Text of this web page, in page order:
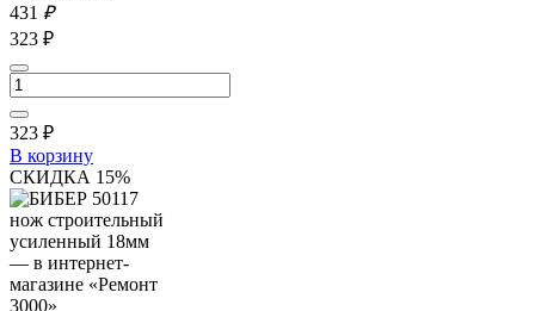
431 ₽
323 ₽
323 ₽
В корзину
СКИДКА 15%